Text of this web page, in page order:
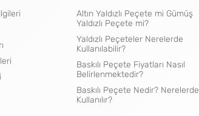
Altın Yaldızlı Peçete mi Gümüş
Yaldızlı Peçete mi?
Yaldızlı Peçeteler Nerelerde
Kullanılabilir?
Baskılı Peçete Fiyatları Nasıl
Belirlenmektedir?
Baskılı Peçete Nedir? Nerelerde
Kullanılır?